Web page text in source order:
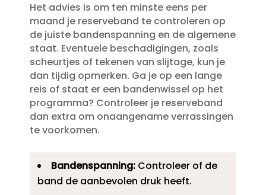
Het advies is om ten minste eens per
maand je reserveband te controleren op
de juiste bandenspanning en de algemene
staat.​ Eventuele beschadigingen, zoals
scheurtjes of tekenen van slijtage, kun je
dan tijdig opmerken.​ Ga je op een lange
reis of staat er een bandenwissel op het
programma? Controleer je reserveband
dan extra om onaangename verrassingen
te voorkomen.​
Bandenspanning:Controleer of de
band de aanbevolen druk heeft.​